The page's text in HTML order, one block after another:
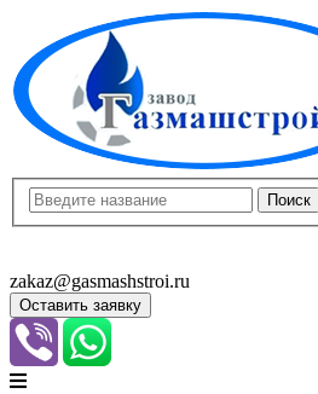
zakaz@gasmashstroi.ru
Оставить заявку